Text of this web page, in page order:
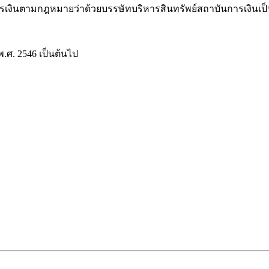
นตามกฎหมายว่าด้วยบรรษัทบริหารสินทรัพย์สถาบันการเงินเป็
. 2546 เป็นต้นไป